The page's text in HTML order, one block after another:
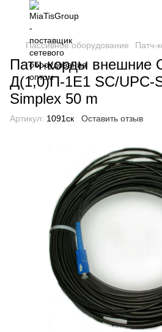
Пассивное оборудование Патч-
Патч-корды внешние
Д(1,0)П-1Е1 SC/UPC-
Simplex 50 m
Артикул: 1091ск Оставить отзыв